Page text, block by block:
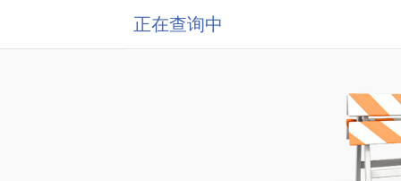
正在查询中